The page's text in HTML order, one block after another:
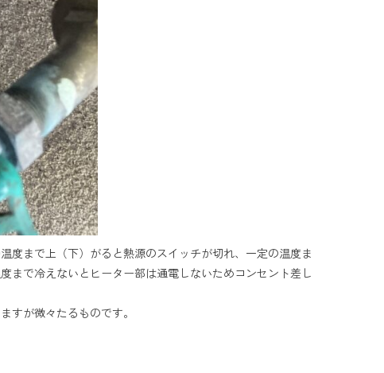
度まで上（下）がると熱源のスイッチが切れ、一定の温度ま
まで冷えないとヒーター部は通電しないためコンセント差し
すが微々たるものです。